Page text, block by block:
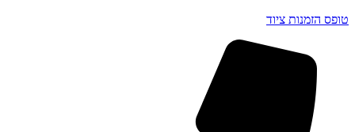
טופס הזמנות ציוד